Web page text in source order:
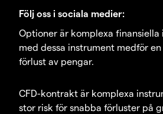
Följ oss i sociala medier:
Optioner är komplexa finansiella
med dessa instrument medför
förlust av pengar.
CFD-kontrakt är komplexa
stor risk för snabba förluster på